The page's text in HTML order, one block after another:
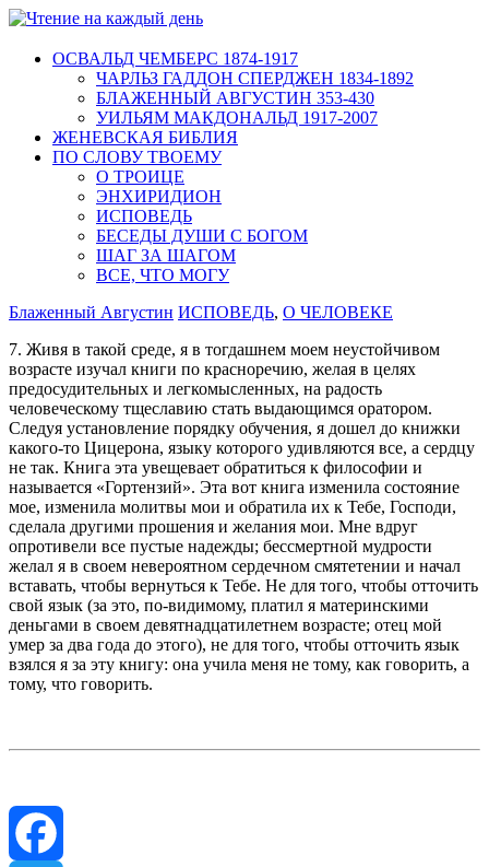
ОСВАЛЬД ЧЕМБЕРС 1874-1917
ЧАРЛЬЗ ГАДДОН СПЕРДЖЕН 1834-1892
БЛАЖЕННЫЙ АВГУСТИН 353-430
УИЛЬЯМ МАКДОНАЛЬД 1917-2007
ЖЕНЕВСКАЯ БИБЛИЯ
ПО СЛОВУ ТВОЕМУ
О ТРОИЦЕ
ЭНХИРИДИОН
ИСПОВЕДЬ
БЕСЕДЫ ДУШИ С БОГОМ
ШАГ ЗА ШАГОМ
ВСЕ, ЧТО МОГУ
Блаженный Августин ИСПОВЕДЬ, О ЧЕЛОВЕКЕ
7. Живя в такой среде, я в тогдашнем моем неустойчивом
возрасте изучал книги по красноречию, желая в целях
предосудительных и легкомысленных, на радость
человеческому тщеславию стать выдающимся оратором.
Следуя установление порядку обучения, я дошел до книжки
какого-то Цицерона, языку которого удивляются все, а сердцу
не так. Книга эта увещевает обратиться к философии и
называется «Гортензий». Эта вот книга изменила состояние
мое, изменила молитвы мои и обратила их к Тебе, Господи,
сделала другими прошения и желания мои. Мне вдруг
опротивели все пустые надежды; бессмертной мудрости
желал я в своем невероятном сердечном смятетении и начал
вставать, чтобы вернуться к Тебе. Не для того, чтобы отточить
свой язык (за это, по-видимому, платил я материнскими
деньгами в своем девятнадцатилетнем возрасте; отец мой
умер за два года до этого), не для того, чтобы отточить язык
взялся я за эту книгу: она учила меня не тому, как говорить, а
тому, что говорить.